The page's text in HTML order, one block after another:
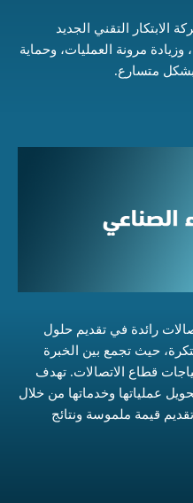
الابتكار التقني الجديد
مرونة العمليات، وحماية
بشكل متسارع.
رائدة في تقديم حلول
حيث تجمع بين الخبرة
قطاع الاتصالات. تهدف
عملياتها وخدماتها من خلال
قيمة ملموسة ونتائج